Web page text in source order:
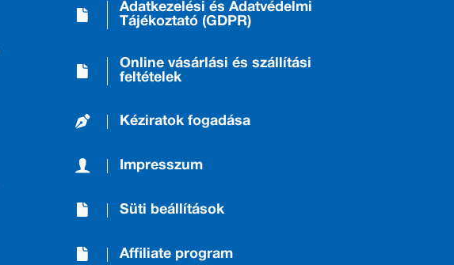
Adatkezelési és Adatvédelmi
Tájékoztató (GDPR)
Online vásárlási és szállítási
feltételek
Kéziratok fogadása
Impresszum
Süti beállítások
Affiliate program